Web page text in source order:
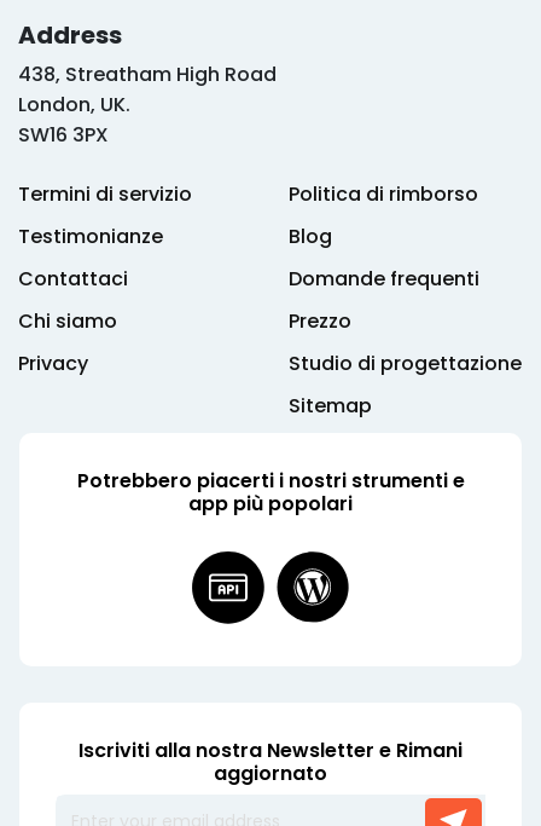
Address
438, Streatham High Road
London, UK.
SW16 3PX
Termini di servizio
Testimonianze
Contattaci
Chi siamo
Privacy
Politica di rimborso
Blog
Domande frequenti
Prezzo
Studio di progettazione
Sitemap
Potrebbero piacerti i nostri strumenti e
app più popolari
Iscriviti alla nostra Newsletter e Rimani
aggiornato